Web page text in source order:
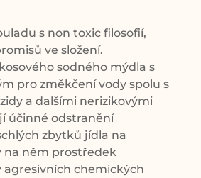
s non toxic filosofií,
ve složení.
sodného mýdla s
pro změkčení vody spolu s
a dalšími nerizikovými
účinné odstranění
zbytků jídla na
na něm prostředek
agresivních chemických